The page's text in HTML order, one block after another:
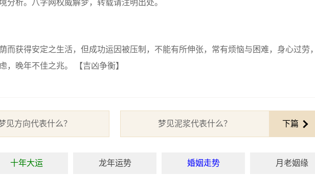
分析。八字网权威解梦，转载请注明出处。
而获得安定之生活，但成功运因被压制，不能有所伸张，常有烦恼与困难，身心过劳，
，晚年不佳之兆。 【吉凶争衡】
见方向代表什么？ 梦见泥浆代表什么？ 下篇
十年大运 龙年运势 婚姻走势 月老姻缘